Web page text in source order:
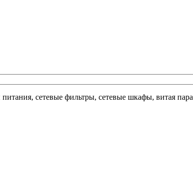
сетевые фильтры, сетевые шкафы, витая пара